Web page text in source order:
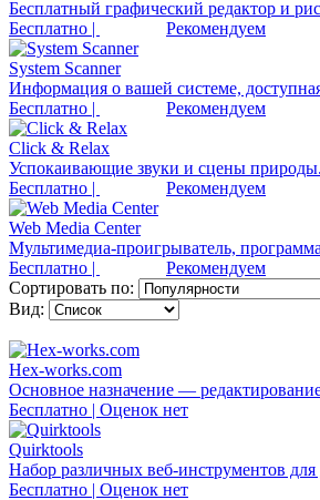
Бесплатный графический редактор и
Бесплатно |
Рекомендуем
System Scanner
Информация о вашей системе, доступная
Бесплатно |
Рекомендуем
Click & Relax
Успокаивающие звуки и сцены природы.
Бесплатно |
Рекомендуем
Web Media Center
Мультимедиа-проигрыватель,
Бесплатно |
Рекомендуем
Сортировать по:
Вид:
Hex-works.com
Основное назначение —
Бесплатно | Оценок нет
Quirktools
Набор различных веб-инструментов для
Бесплатно | Оценок нет